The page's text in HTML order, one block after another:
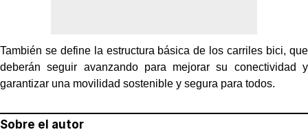
También se define la estructura básica de los carriles bici, que
deberán seguir avanzando para mejorar su conectividad y
garantizar una movilidad sostenible y segura para todos.
Sobre el autor